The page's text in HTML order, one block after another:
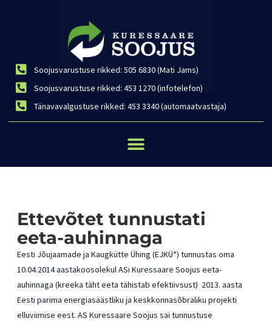
Soojusvarustuse rikked: 505 6830 (Mati Jams)
Soojusvarustuse rikked: 453 1270 (infotelefon)
Tänavavalgustuse rikked: 453 3340 (automaatvastaja)
Ettevõtet tunnustati
eeta-auhinnaga
Eesti Jõujaamade ja Kaugkütte Ühing (EJKÜ*) tunnustas oma
10.04.2014 aastakoosolekul ASi Kuressaare Soojus eeta-
auhinnaga (kreeka täht eeta tähistab efektiivsust) 2013. aasta
Eesti parima energiasäästliku ja keskkonnasõbraliku projekti
elluviimise eest. AS Kuressaare Soojus sai tunnustuse